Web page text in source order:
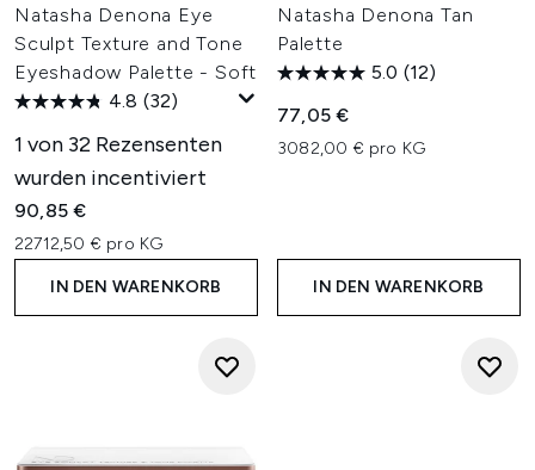
Natasha Denona Eye
Sculpt Texture and Tone
Eyeshadow Palette - Soft
4.8 (32)
1 von 32 Rezensenten
wurden incentiviert
90,85 €
22712,50 € pro KG
IN DEN WARENKORB
Natasha Denona Tan
Palette
5.0 (12)
77,05 €
3082,00 € pro KG
IN DEN WARENKORB